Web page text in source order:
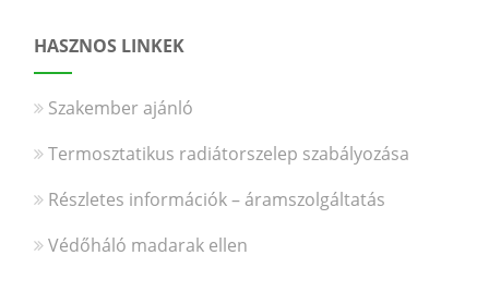
HASZNOS LINKEK
Szakember ajánló
Termosztatikus radiátorszelep szabályozása
Részletes információk – áramszolgáltatás
Védőháló madarak ellen